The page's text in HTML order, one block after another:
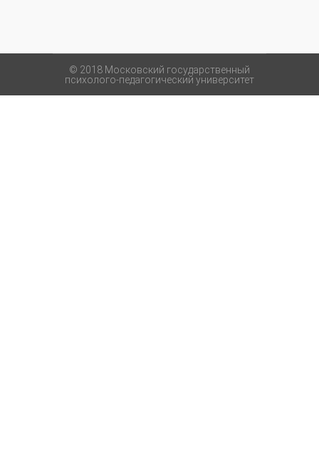
© 2018 Московский государственный
психолого-педагогический университет